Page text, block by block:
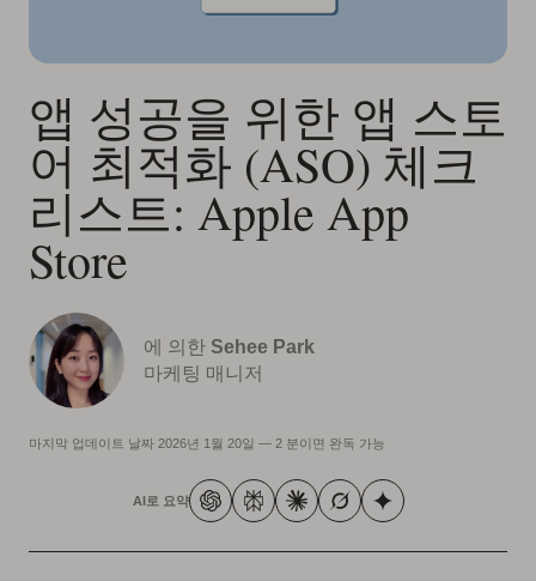
앱 성공을 위한 앱 스토
어 최적화 (ASO) 체크
리스트: Apple App
Store
에 의한 Sehee Park
마케팅 매니저
마지막 업데이트 날짜 2026년 1월 20일 — 2 분이면 완독 가능
AI로 요약